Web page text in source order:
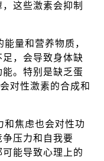
这些激素会抑制
量和营养物质，
，会导致身体缺
。特别是缺乏蛋
对性激素的合成和
和焦虑也会对性功
压力和自我要
能导致心理上的